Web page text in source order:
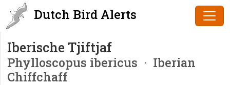
Dutch Bird Alerts
Iberische Tjiftjaf
Phylloscopus ibericus · Iberian
Chiffchaff